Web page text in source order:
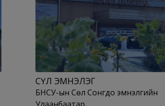
СӨҮЛ ЭМНЭЛЭГ
БНСУ-ын Сөүл Сонгдо эмнэлгийн